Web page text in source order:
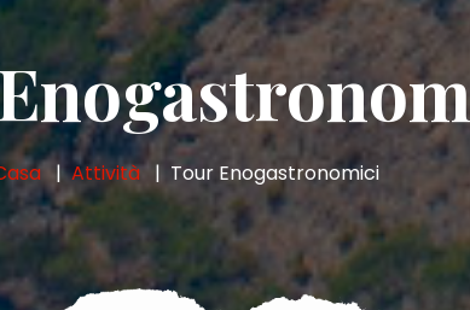
Attività Tour Enogastronomici